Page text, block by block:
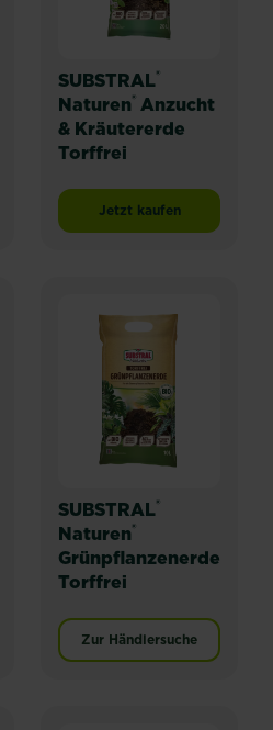
Tomaten & Gemüseerde Torffrei
SUBSTRAL®
Naturen® Anzucht
& Kräutererde
Torffrei
Jetzt kaufenSUBSTRAL®
Mediterrane & Zitrus Erde
SUBSTRAL®
Naturen®
Grünpflanzenerde
Torffrei
Zur Händlersuche